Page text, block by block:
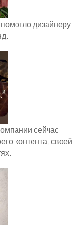
дизайнеру
сейчас
контента, своей